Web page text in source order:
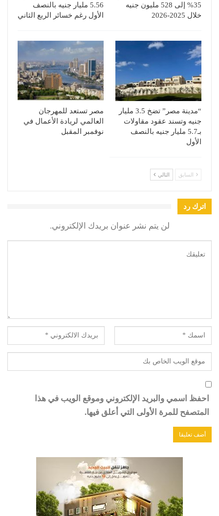
35% إلى 528 مليون جنيه
خلال 2025-2026
5.56 مليار جنيه بالنصف
الأول رغم خسائر الربع الثاني
“مدينة مصر” تضخ 3.5 مليار
جنيه وتسند عقود مقاولات
بـ5.7 مليار جنيه بالنصف
الأول
مصر تستعد للمهرجان
العالمي لريادة الأعمال في
نوفمبر المقبل
السابق التالي
اترك رد
لن يتم نشر عنوان بريدك الإلكتروني.
احفظ اسمي والبريد الإلكتروني وموقع الويب في هذا
المتصفح للمرة الأولى التي أعلق فيها.